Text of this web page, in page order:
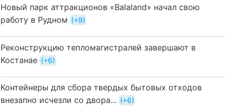
Новый парк аттракционов «Balaland» начал свою
работу в Рудном
+9
Реконструкцию тепломагистралей завершают в
Костанае
+6
Контейнеры для сбора твердых бытовых отходов
внезапно исчезли со двора...
+6